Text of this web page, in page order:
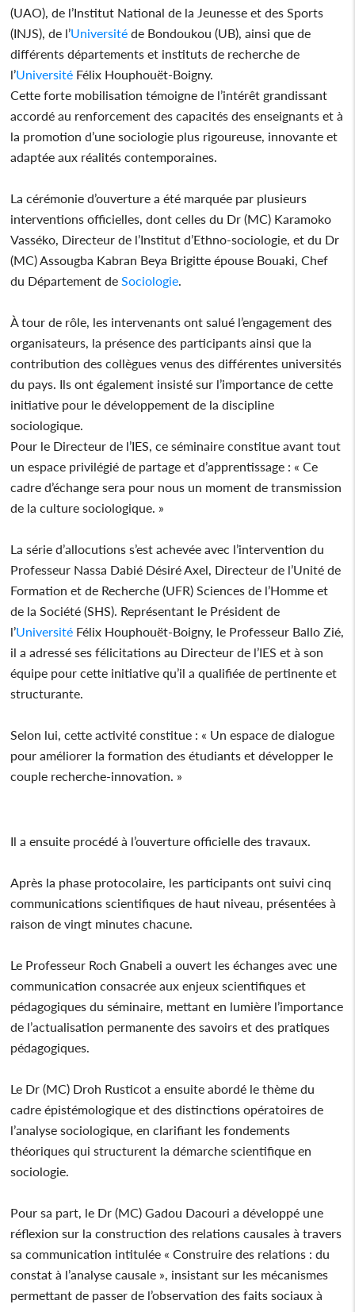
(UAO), de l’Institut National de la Jeunesse et des Sports
(INJS), de l’Université de Bondoukou (UB), ainsi que de
différents départements et instituts de recherche de
l’Université Félix Houphouët-Boigny.
Cette forte mobilisation témoigne de l’intérêt grandissant
accordé au renforcement des capacités des enseignants et à
la promotion d’une sociologie plus rigoureuse, innovante et
adaptée aux réalités contemporaines.
La cérémonie d’ouverture a été marquée par plusieurs
interventions officielles, dont celles du Dr (MC) Karamoko
Vasséko, Directeur de l’Institut d’Ethno-sociologie, et du Dr
(MC) Assougba Kabran Beya Brigitte épouse Bouaki, Chef
du Département de Sociologie.
À tour de rôle, les intervenants ont salué l’engagement des
organisateurs, la présence des participants ainsi que la
contribution des collègues venus des différentes universités
du pays. Ils ont également insisté sur l’importance de cette
initiative pour le développement de la discipline
sociologique.
Pour le Directeur de l’IES, ce séminaire constitue avant tout
un espace privilégié de partage et d’apprentissage : « Ce
cadre d’échange sera pour nous un moment de transmission
de la culture sociologique. »
La série d’allocutions s’est achevée avec l’intervention du
Professeur Nassa Dabié Désiré Axel, Directeur de l’Unité de
Formation et de Recherche (UFR) Sciences de l’Homme et
de la Société (SHS). Représentant le Président de
l’Université Félix Houphouët-Boigny, le Professeur Ballo Zié,
il a adressé ses félicitations au Directeur de l’IES et à son
équipe pour cette initiative qu’il a qualifiée de pertinente et
structurante.
Selon lui, cette activité constitue : « Un espace de dialogue
pour améliorer la formation des étudiants et développer le
couple recherche-innovation. »
Il a ensuite procédé à l’ouverture officielle des travaux.
Après la phase protocolaire, les participants ont suivi cinq
communications scientifiques de haut niveau, présentées à
raison de vingt minutes chacune.
Le Professeur Roch Gnabeli a ouvert les échanges avec une
communication consacrée aux enjeux scientifiques et
pédagogiques du séminaire, mettant en lumière l’importance
de l’actualisation permanente des savoirs et des pratiques
pédagogiques.
Le Dr (MC) Droh Rusticot a ensuite abordé le thème du
cadre épistémologique et des distinctions opératoires de
l’analyse sociologique, en clarifiant les fondements
théoriques qui structurent la démarche scientifique en
sociologie.
Pour sa part, le Dr (MC) Gadou Dacouri a développé une
réflexion sur la construction des relations causales à travers
sa communication intitulée « Construire des relations : du
constat à l’analyse causale », insistant sur les mécanismes
permettant de passer de l’observation des faits sociaux à